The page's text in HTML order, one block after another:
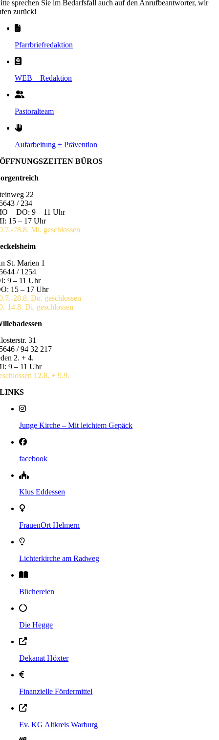
sprechen Sie im Bedarfsfall auch auf den Anrufbeantworter, wir
zurück!
Pfarrbriefredaktion
WEB – Redaktion
Pastoralteam
Aufarbeitung + Prävention
ÖFFNUNGSZEITEN BÜROS
22
/ 234
+ DO: 9 – 11 Uhr
15 – 17 Uhr
28.8. Mi. geschlossen
St. Marien 1
/ 1254
9 – 11 Uhr
15 – 17 Uhr
28.8. Do. geschlossen
14.8. Di. geschlossen
31
/ 94 32 217
2. + 4.
9 – 11 Uhr
12.8. + 9.9.
LINKS
Junge Kirche – Mit leichtem Gepäck
facebook
Klus Eddessen
FrauenOrt Helmern
Lichterkirche am Radweg
Büchereien
Die Hegge
Dekanat Höxter
Finanzielle Fördermittel
Ev. KG Altkreis Warburg